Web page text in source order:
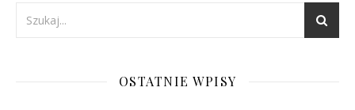
OSTATNIE WPISY